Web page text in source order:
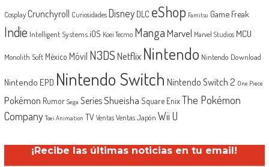
Cosplay Crunchyroll Curiosidades Disney DLC eShop Famitsu Game Freak
Indie Intelligent Systems iOS Koei Tecmo MangaMarvel Marvel Studios MCU
Monolith Soft México Móvil N3DSNetflix Nintendo Nintendo Download
Nintendo EPD Nintendo Switch Nintendo Switch 2 One Piece
Pokémon Rumor Sega SeriesShueisha Square EnixThe Pokémon
Company Toei Animation TV Ventas Ventas Japón Wii U
¡Recibe las últimas noticias en tu email!